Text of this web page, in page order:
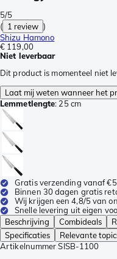
5/5
( 1 review )
Shizu Hamono
€ 119,00
Niet leverbaar
Dit product is momenteel niet
Laat mij weten wanneer het
Lemmetlengte: 25 cm
Gratis verzending vanaf
Binnen 30 dagen gratis
Wij krijgen een 4,8/5 van
Snelle levering uit eigen
Beschrijving
Combideals
Specificaties
Relevante
Artikelnummer SISB-1100